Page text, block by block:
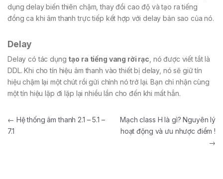
dụng delay biến thiên chậm, thay đổi cao độ và tạo ra tiếng
đồng ca khi âm thanh trực tiếp kết hợp với delay bản sao của nó.
Delay
Delay có tác dụng tạo ra tiếng vang rời rạc , nó được viết tắt là
DDL. Khi cho tín hiệu âm thanh vào thiết bị delay, nó sẽ giữ tín
hiệu chậm lại một chút rồi gửi chính nó trở lại. Bạn chỉ nhận cùng
một tín hiệu lặp đi lặp lại nhiều lần cho đến khi mất hẳn.
← Hệ thống âm thanh 2.1 – 5.1 –
7.1
Mạch class H là gì? Nguyên lý
hoạt động và ưu nhược điểm !
→